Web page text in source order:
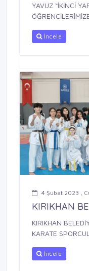
YAVUZ “İKİNCİ
İncele
4 Şubat 2023 ,
KIRIKHAN
KIRIKHAN
KARATE
İncele